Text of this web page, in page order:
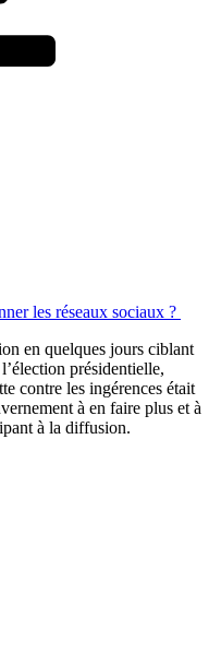
les réseaux sociaux ?
en quelques jours ciblant
présidentielle,
contre les ingérences était
à en faire plus et à
à la diffusion.